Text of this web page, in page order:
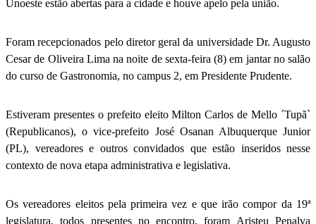
Unoeste estão abertas para a cidade e houve apelo pela união.
Foram recepcionados pelo diretor geral da universidade Dr. Augusto
Cesar de Oliveira Lima na noite de sexta-feira (8) em jantar no salão
do curso de Gastronomia, no campus 2, em Presidente Prudente.
Estiveram presentes o prefeito eleito Milton Carlos de Mello ´Tupã`
(Republicanos), o vice-prefeito José Osanan Albuquerque Junior
(PL), vereadores e outros convidados que estão inseridos nesse
contexto de nova etapa administrativa e legislativa.
Os vereadores eleitos pela primeira vez e que irão compor da 19ª
legislatura, todos presentes no encontro, foram Aristeu Penalva